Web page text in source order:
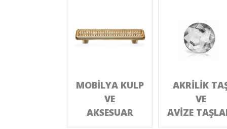
MOBİLYA KULP
VE
AKSESUAR
AKRİLİK
VE
AVİZE